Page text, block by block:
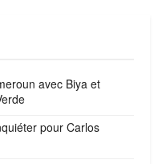
avec Biya et
pour Carlos